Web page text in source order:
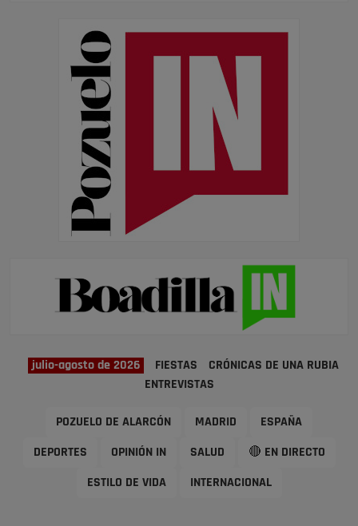
julio-agosto de 2026 FIESTAS
CRÓNICAS DE UNA RUBIA
ENTREVISTAS
POZUELO DE ALARCÓN MADRID ESPAÑA
DEPORTES OPINIÓN IN SALUD 🔴 EN DIRECTO
ESTILO DE VIDA INTERNACIONAL